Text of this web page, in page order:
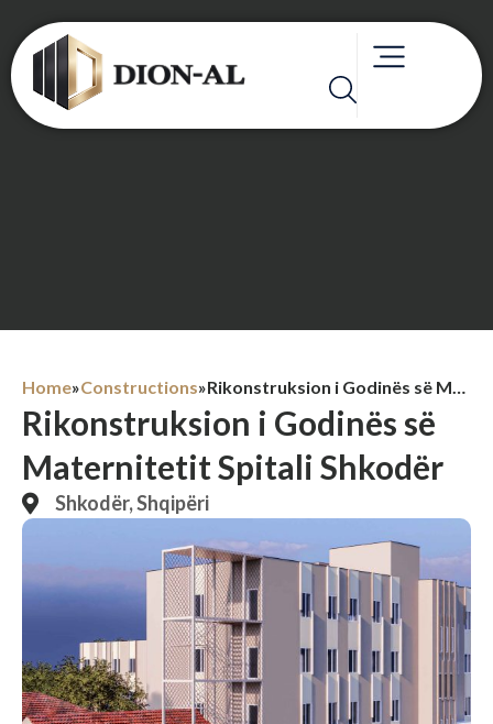
Home»Constructions» Rikonstruksion i Godinës së Maternitetit Spitali Shkodër
Rikonstruksion i Godinës së
Maternitetit Spitali Shkodër
Shkodër, Shqipëri